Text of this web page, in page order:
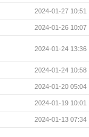
2024-01-27 10:51
2024-01-26 10:07
2024-01-24 13:36
2024-01-24 10:58
2024-01-20 05:04
2024-01-19 10:01
2024-01-13 07:34